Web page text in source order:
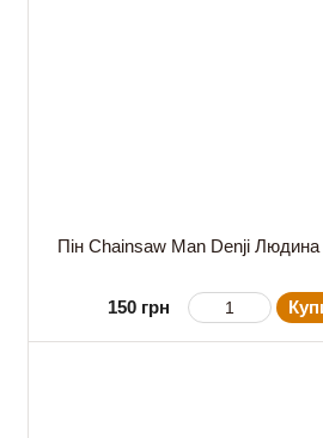
Пін Chainsaw Man Denji
150 грн